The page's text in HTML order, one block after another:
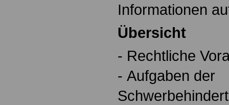
Informationen
Übersicht
- Rechtliche
- Aufgaben der